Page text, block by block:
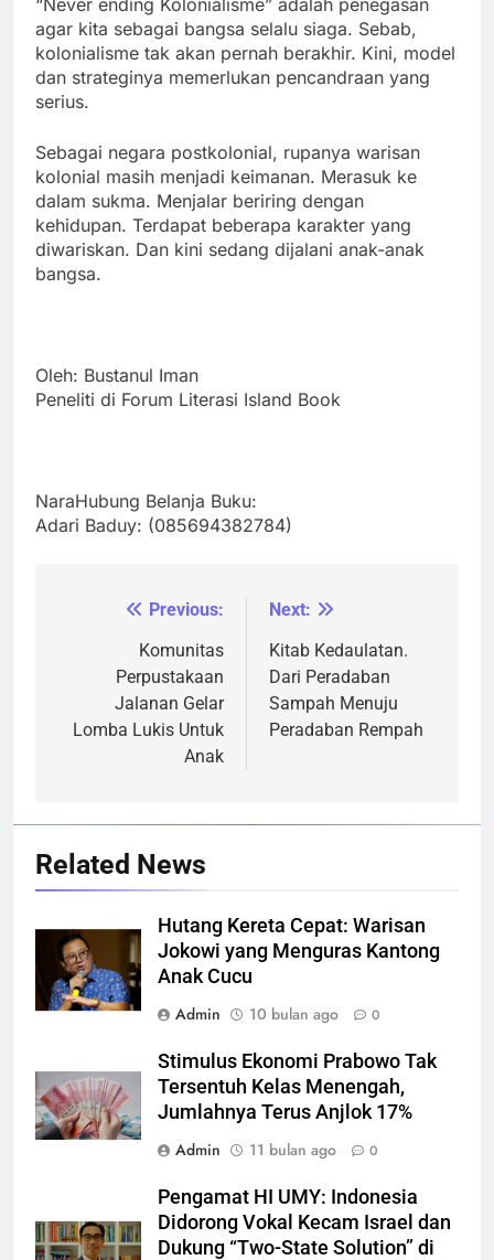
agar kita sebagai bangsa selalu siaga. Sebab,
kolonialisme tak akan pernah berakhir. Kini, model
dan strateginya memerlukan pencandraan yang
serius.
Sebagai negara postkolonial, rupanya warisan
kolonial masih menjadi keimanan. Merasuk ke
dalam sukma. Menjalar beriring dengan
kehidupan. Terdapat beberapa karakter yang
diwariskan. Dan kini sedang dijalani anak-anak
bangsa.
Oleh: Bustanul Iman
Peneliti di Forum Literasi Island Book
NaraHubung Belanja Buku:
Adari Baduy: (085694382784)
NavigasiPrevious:
Komunitas
Perpustakaan
Jalanan Gelar
Lomba Lukis Untuk
Anak
Next:
Kitab Kedaulatan.
Dari Peradaban
Sampah Menuju
Peradaban Rempah
Related News
Hutang Kereta Cepat: Warisan
Jokowi yang Menguras Kantong
Anak Cucu
Admin
10 bulan ago 0
Stimulus Ekonomi Prabowo Tak
Tersentuh Kelas Menengah,
Jumlahnya Terus Anjlok 17%
Admin
11 bulan ago 0
Pengamat HI UMY: Indonesia
Didorong Vokal Kecam Israel dan
Dukung “Two-State Solution” di